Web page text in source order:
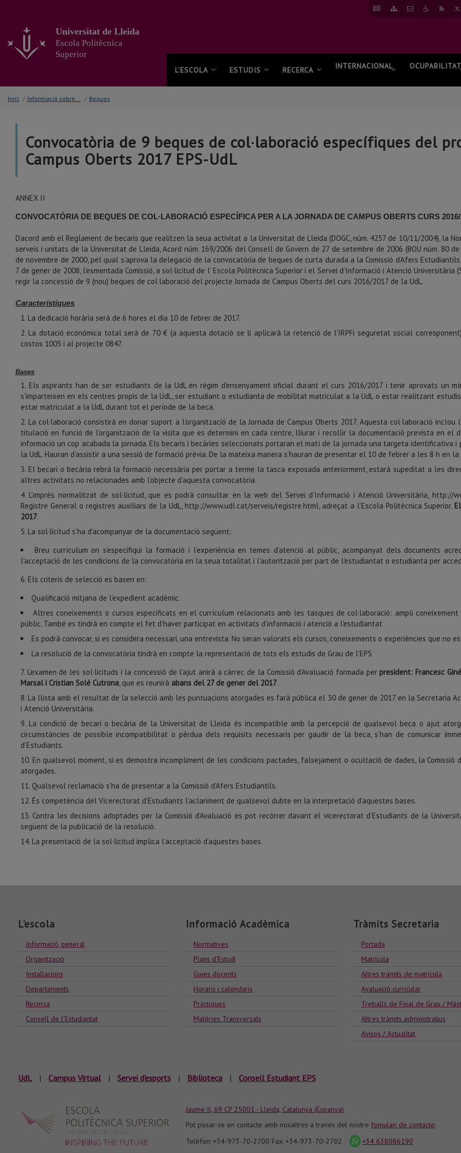
contingut
principal
de
ANARANARCONTACTAR
ANARRSS
Universitat de Lleida
Escola Politècnica
Superior
L'ESCOLA ESTUDIS RECERCA INTERNACIONAL OCUPABILITAT
Inici / Informació sobre... / Beques
Convocatòria de 9 beques de col·laboració específiques del
Campus Oberts 2017 EPS-UdL
ANNEX II
CONVOCATÒRIA DE BEQUES DE COL·LABORACIÓ ESPECÍFICA PER A LA JORNADA DE CAMPUS OBERTS CURS
D’acord amb el Reglament de becaris que realitzen la seua activitat a la Universitat de Lleida (DOGC, núm. 4257 de 10/11/2004), la
serveis i unitats de la Universitat de Lleida, Acord núm. 169/2006 del Consell de Govern de 27 de setembre de 2006 (BOU núm. 80
de novembre de 2000, pel qual s’aprova la delegació de la convocatòria de beques de curta durada a la Comissió d’Afers
7 de gener de 2008, l’esmentada Comissió, a sol·licitud de l’ Escola Politècnica Superior i el Servei d’Informació i Atenció
regir la concessió de 9 (nou) beques de col·laboració del projecte Jornada de Campus Oberts del curs 2016/2017 de la UdL.
Característiques
La dedicació horària serà de 6 hores el dia 10 de febrer de 2017.
La dotació econòmica total serà de 70 € (a aquesta dotació se li aplicarà la retenció de l'IRPFi seguretat social
costos 1005 i al projecte 0847.
Bases
Els aspirants han de ser estudiants de la UdL en règim d’ensenyament oficial durant el curs 2016/2017 i tenir aprovats un
s'imparteixen en els centres propis de la UdL, ser estudiant o estudianta de mobilitat matriculat a la UdL o estar realitzant
estar matriculat a la UdL durant tot el període de la beca.
La col·laboració consistirà en donar suport a l’organització de la Jornada de Campus Oberts 2017. Aquesta col·laboració
titulació en funció de l’organització de la visita que es determini en cada centre, lliurar i recollir la documentació prevista en el
informació un cop acabada la jornada. Els becaris i becàries seleccionats portaran el matí de la jornada una targeta
la UdL. Hauran d’assistir a una sessió de formació prèvia. De la mateixa manera s’hauran de presentar el 10 de febrer a les 8 h
El becari o becària rebrà la formació necessària per portar a terme la tasca exposada anteriorment, estarà supeditat a les
altres activitats no relacionades amb l’objecte d’aquesta convocatòria.
L’imprès normalitzat de sol·licitud, que es podrà consultar en la web del Servei d’Informació i Atenció Universitària, http://
Registre General o registres auxiliars de la UdL, http://www.udl.cat/serveis/registre.html, adreçat a l’Escola Politècnica Superior.
2017.
La sol·licitud s’ha d’acompanyar de la documentació següent:
Breu currículum on s’especifiqui la formació i l’experiència en temes d’atenció al públic, acompanyat dels documents
l'acceptació de les condicions de la convocatòria en la seua totalitat i l'autorització per part de l'estudiantat o estudianta per
Els criteris de selecció es basen en:
Qualificació mitjana de l’expedient acadèmic.
Altres coneixements o cursos especificats en el currículum relacionats amb les tasques de col·laboració: ampli
públic. També es tindrà en compte el fet d’haver participat en activitats d’informació i atenció a l’estudiantat
Es podrà convocar, si es considera necessari, una entrevista. No seran valorats els cursos, coneixements o experiències que no
La resolució de la convocatòria tindrà en compte la representació de tots els estudis de Grau de l'EPS
L’examen de les sol·licituds i la concessió de l’ajut anirà a càrrec de la Comissió d’Avaluació formada per president: Francesc
Marsal i Cristian Solé Cutrona, que es reunirà abans del 27 de gener del 2017.
La llista amb el resultat de la selecció amb les puntuacions atorgades es farà pública el 30 de gener de 2017 en la Secretaria
i Atenció Universitària.
La condició de becari o becària de la Universitat de Lleida és incompatible amb la percepció de qualsevol beca o ajut
circumstàncies de possible incompatibilitat o pèrdua dels requisits necessaris per gaudir de la beca, s’han de comunicar
d’Estudiants.
En qualsevol moment, si es demostra incompliment de les condicions pactades, falsejament o ocultació de dades, la
atorgades.
Qualsevol reclamació s’ha de presentar a la Comissió d’Afers Estudiantils.
És competència del Vicerectorat d’Estudiants l’aclariment de qualsevol dubte en la interpretació d’aquestes bases.
Contra les decisions adoptades per la Comissió d’Avaluació es pot recórrer davant el vicerectorat d’Estudiants de la
següent de la publicació de la resolució.
La presentació de la sol·licitud implica l’acceptació d’aquestes bases.
L'escola
Informació general
Organització
Installacions
Departaments
Recerca
Consell de l'Estudiantat
Informació Acadèmica
Normatives
Plans d'Estudi
Guies docents
Horaris i calendaris
Pràctiques
Matèries Transversals
Tràmits Secretaria
Portada
Matrícula
Altres tràmits de matrícula
Avaluació curricular
Treballs de Final de Grau /
Altres tràmits administratius
Avisos / Actualitat
UdL | Campus Virtual | Servei d'esports | Biblioteca | Consell Estudiant EPS
Jaume II, 69 CP 25001 - Lleida, Catalunya (Espanya)
Pot posar-se en contacte amb nosaltres a través del nostre fomulari de contacte:
Telèfon: +34-973-70-2700 Fax: +34-973-70-2702
icona
whatsapp
+34 638086190